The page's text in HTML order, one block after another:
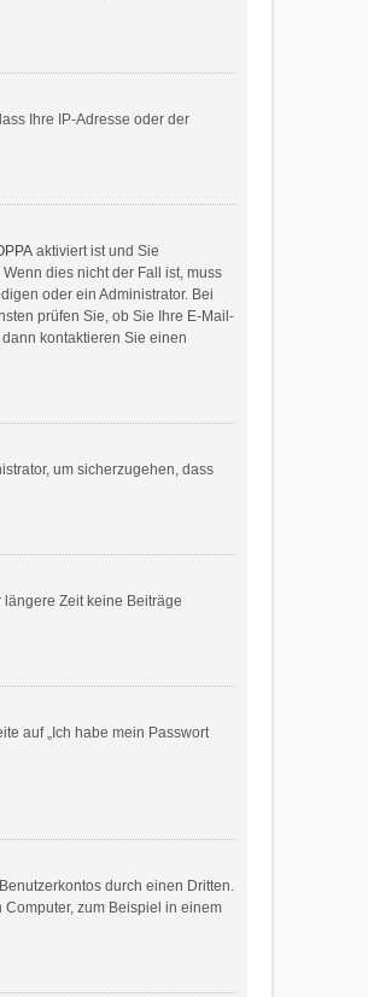
Ihre IP-Adresse oder der
aktiviert ist und Sie
dies nicht der Fall ist, muss
oder ein Administrator. Bei
prüfen Sie, ob Sie Ihre E-Mail-
kontaktieren Sie einen
um sicherzugehen, dass
Zeit keine Beiträge
auf „Ich habe mein Passwort
durch einen Dritten.
zum Beispiel in einem